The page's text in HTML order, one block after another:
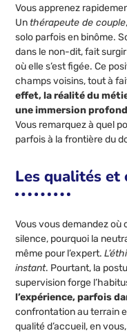
Vous apprenez
Unthérapeute de couple
solo parfois en binôme.
dans le non-dit, fait
où elle s’est figée. Ce
champs voisins, tout à
effet, la réalité du
une immersion
Vous remarquez à quel
parfois à la frontière du
Les qualités et
Vous vous demandez où
silence, pourquoi la
même pour l’expert.
instant. Pourtant, la
supervision forge
l’expérience, parfois
confrontation au terrain
qualité d’accueil, en